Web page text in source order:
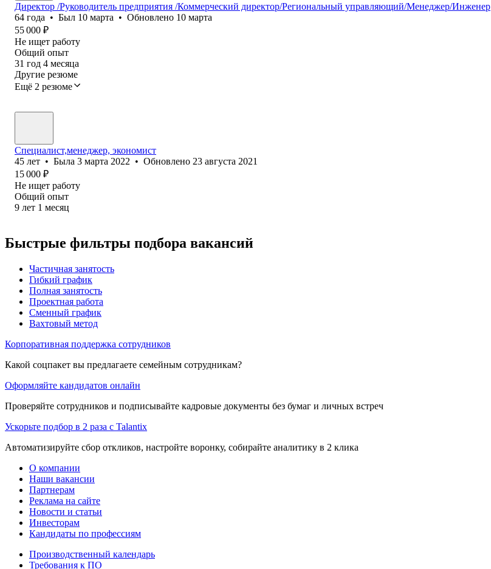
Директор /Руководитель предприятия /Коммерческий директор/Региональный управляющий/Менеджер/Инженер
64 года • Был 10 марта • Обновлено 10 марта
55 000 ₽
Не ищет работу
Общий опыт
31 год 4 месяца
Другие резюме
Ещё 2 резюме
Специалист,менеджер, экономист
45 лет • Была 3 марта 2022 • Обновлено 23 августа 2021
15 000 ₽
Не ищет работу
Общий опыт
9 лет 1 месяц
Быстрые фильтры подбора вакансий
Частичная занятость
Гибкий график
Полная занятость
Проектная работа
Сменный график
Вахтовый метод
Корпоративная поддержка сотрудников
Какой соцпакет вы предлагаете семейным сотрудникам?
Оформляйте кандидатов онлайн
Проверяйте сотрудников и подписывайте кадровые документы без бумаг и личных встреч
Ускорьте подбор в 2 раза с Talantix
Автоматизируйте сбор откликов, настройте воронку, собирайте аналитику в 2 клика
О компании
Наши вакансии
Партнерам
Реклама на сайте
Новости и статьи
Инвесторам
Кандидаты по профессиям
Производственный календарь
Требования к ПО